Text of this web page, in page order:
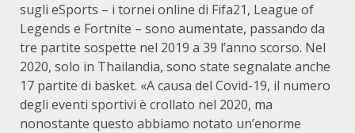
sugli eSports – i tornei online di Fifa21, League of
Legends e Fortnite – sono aumentate, passando da
tre partite sospette nel 2019 a 39 l’anno scorso. Nel
2020, solo in Thailandia, sono state segnalate anche
17 partite di basket. «A causa del Covid-19, il numero
degli eventi sportivi è crollato nel 2020, ma
nonostante questo abbiamo notato un’enorme